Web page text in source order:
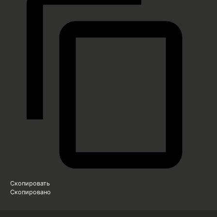
Скопировать
Скопировано